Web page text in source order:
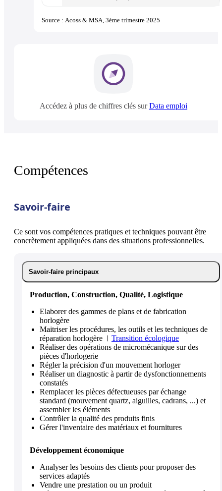
Source : Acoss & MSA, 3ème trimestre 2025
Accédez à plus de chiffres clés surData emploi
Compétences
Savoir-faire
Ce sont vos compétences pratiques et techniques pouvant être
concrètement appliquées dans des situations professionnelles.
Savoir-faire principaux
Production, Construction, Qualité, Logistique
Elaborer des gammes de plans et de fabrication
horlogère
Maitriser les procédures, les outils et les techniques de
réparation horlogère
Transition écologique
Réaliser des opérations de micromécanique sur des
pièces d'horlogerie
Régler la précision d'un mouvement horloger
Réaliser un diagnostic à partir de dysfonctionnements
constatés
Remplacer les pièces défectueuses par échange
standard (mouvement quartz, aiguilles, cadrans, ...) et
assembler les éléments
Contrôler la qualité des produits finis
Gérer l'inventaire des matériaux et fournitures
Développement économique
Analyser les besoins des clients pour proposer des
services adaptés
Vendre une prestation ou un produit